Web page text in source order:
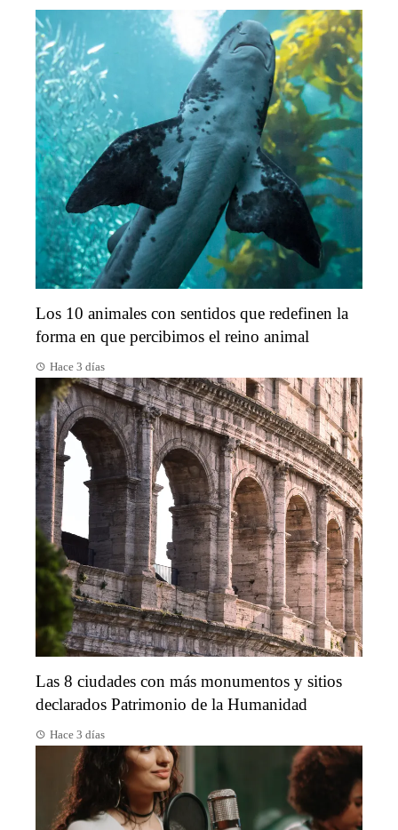
Los 10 animales con sentidos que redefinen la
forma en que percibimos el reino animal
Hace 3 días
Las 8 ciudades con más monumentos y sitios
declarados Patrimonio de la Humanidad
Hace 3 días